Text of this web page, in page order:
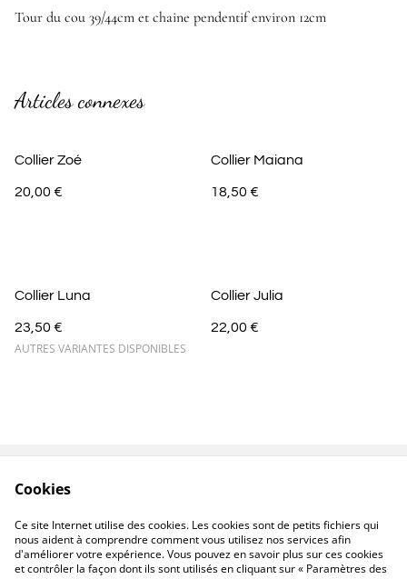
Tour du cou 39/44cm et chaine pendentif environ 12cm
Articles connexes
Collier Zoé
20,00 €
Collier Maiana
18,50 €
Collier Luna
23,50 €
AUTRES VARIANTES DISPONIBLES
Collier Julia
22,00 €
confidentialité
Cookies
Ce site Internet utilise des cookies. Les cookies sont de petits fichiers qui
nous aident à comprendre comment vous utilisez nos services afin
d'améliorer votre expérience. Vous pouvez en savoir plus sur ces cookies
et contrôler la façon dont ils sont utilisés en cliquant sur « Paramètres des